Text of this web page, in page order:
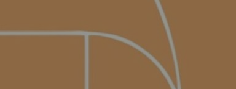
content